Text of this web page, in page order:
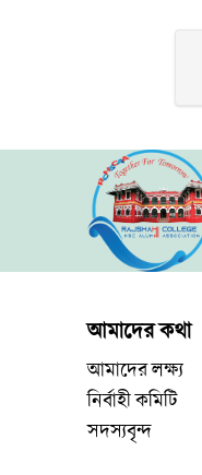
আমাদের কথা
আমাদের লক্ষ্য
নির্বাহী কমিটি
সদস্যবৃন্দ